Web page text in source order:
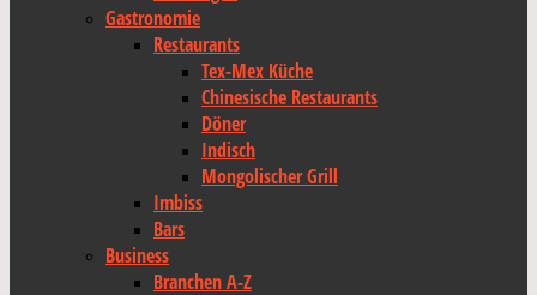
Gastronomie
Restaurants
Tex-Mex Küche
Chinesische Restaurants
Döner
Indisch
Mongolischer Grill
Imbiss
Bars
Business
Branchen A-Z